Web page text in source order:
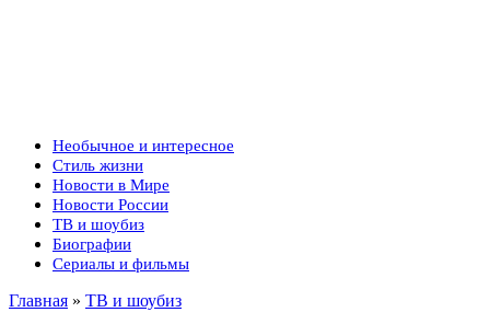
Необычное и интересное
Стиль жизни
Новости в Мире
Новости России
ТВ и шоубиз
Биографии
Сериалы и фильмы
Главная » ТВ и шоубиз